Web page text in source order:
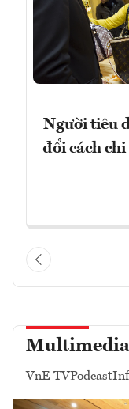
Người tiêu
đổi cách
Multimedia
VnE TVPodcast